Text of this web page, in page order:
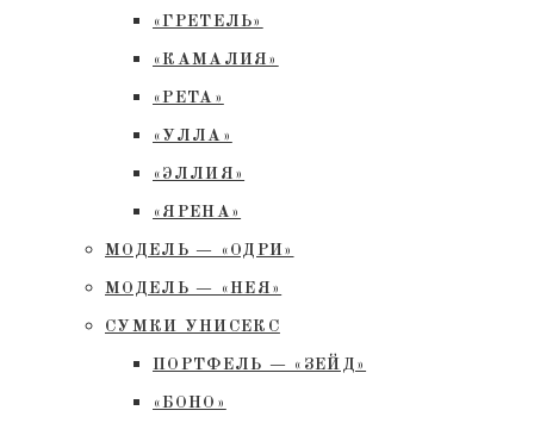
«ГРЕТЕЛЬ»
«КАМАЛИЯ»
«РЕТА»
«УЛЛА»
«ЭЛЛИЯ»
«ЯРЕНА»
МОДЕЛЬ — «ОДРИ»
МОДЕЛЬ — «НЕЯ»
СУМКИ УНИСЕКС
ПОРТФЕЛЬ — «ЗЕЙД»
«БОНО»